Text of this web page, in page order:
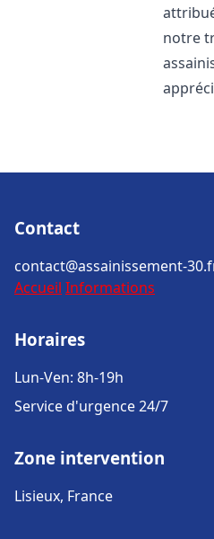
notre
Contact
contact@assainissement-
Accueil Informations
Horaires
Lun-Ven: 8h-19h
Service d'urgence 24/7
Zone intervention
Lisieux, France